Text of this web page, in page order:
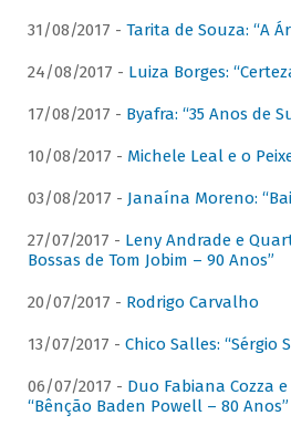
31/08/2017 - Tarita de Souza: “A
24/08/2017 - Luiza Borges:
17/08/2017 - Byafra: “35 Anos de
10/08/2017 - Michele Leal e o
03/08/2017 - Janaína Moreno:
27/07/2017 - Leny Andrade e
Bossas de Tom Jobim – 90 Anos”
20/07/2017 - Rodrigo Carvalho
13/07/2017 - Chico Salles: “Sérgio
06/07/2017 - Duo Fabiana Cozza
“Bênção Baden Powell – 80 Anos”